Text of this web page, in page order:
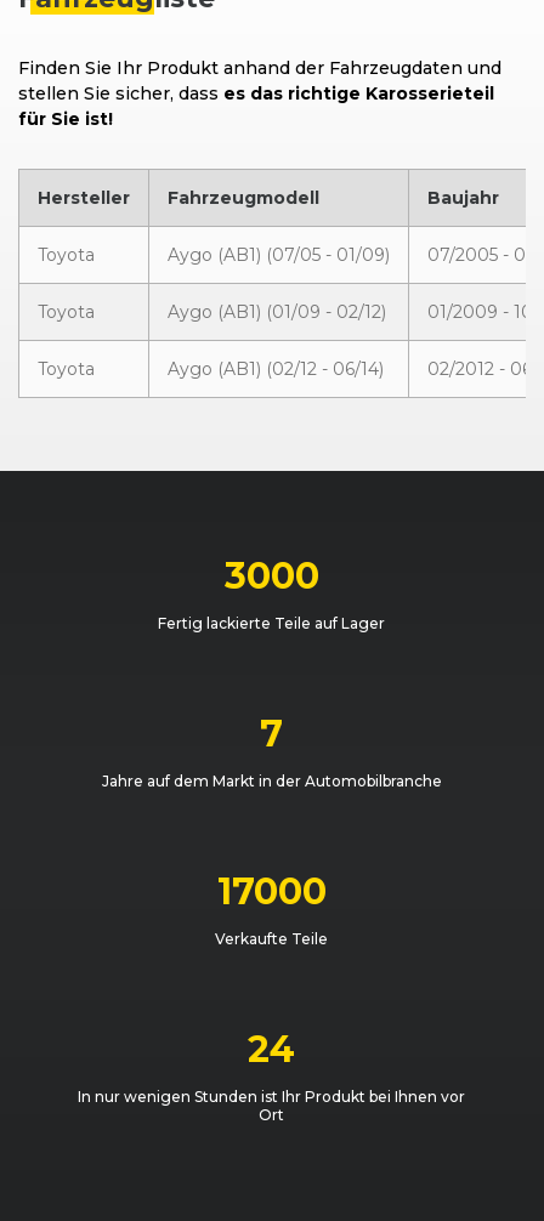
Finden Sie Ihr Produkt anhand der Fahrzeugdaten und
stellen Sie sicher, dass es das richtige Karosserieteil
für Sie ist!
Hersteller Fahrzeugmodell Baujahr
Toyota Aygo (AB1) (07/05 - 01/09) 07/2005 -
Toyota Aygo (AB1) (01/09 - 02/12) 01/2009 - 10/
Toyota Aygo (AB1) (02/12 - 06/14) 02/2012 - 06/
3000
Fertig lackierte Teile auf Lager
7
Jahre auf dem Markt in der Automobilbranche
17000
Verkaufte Teile
24
In nur wenigen Stunden ist Ihr Produkt bei Ihnen vor
Ort